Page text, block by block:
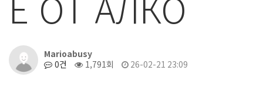
Marioabusy
0건
1,791회 26-02-21 23:09